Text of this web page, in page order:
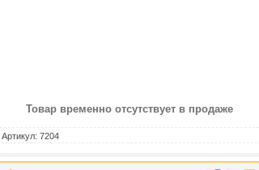
Товар временно отсутствует в продаже
Артикул: 7204